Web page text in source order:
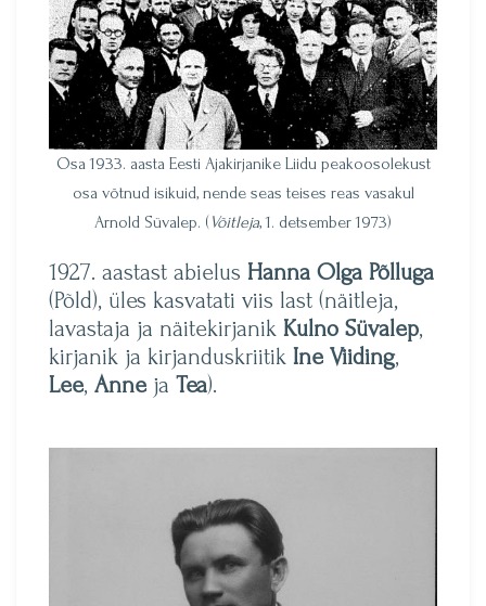
Osa 1933. aasta Eesti Ajakirjanike Liidu peakoosolekust
osa võtnud isikuid, nende seas teises reas vasakul
Arnold Süvalep. (Võitleja, 1. detsember 1973)
1927. aastast abielus Hanna Olga Põlluga
(Põld), üles kasvatati viis last (näitleja,
lavastaja ja näitekirjanik Kulno Süvalep,
kirjanik ja kirjanduskriitik Ine Viiding,
Lee, Anne ja Tea).